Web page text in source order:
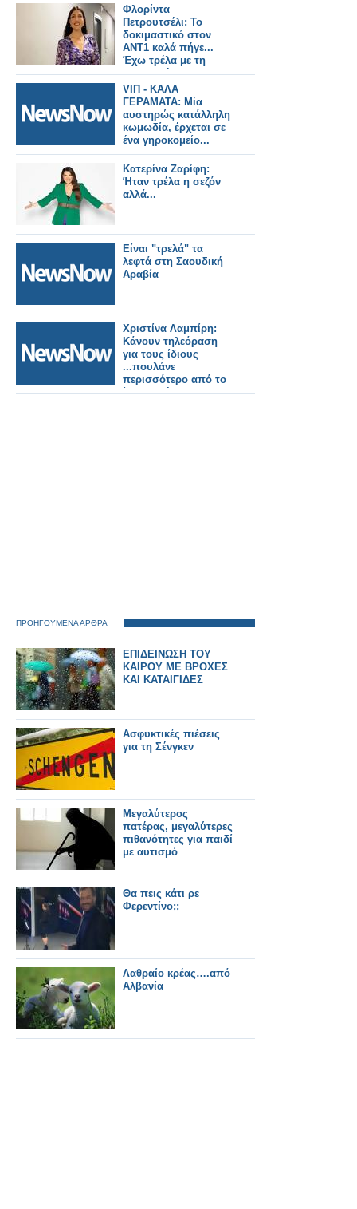
Φλορίντα
Πετρουτσέλι: Το
δοκιμαστικό στον
ΑΝΤ1 καλά πήγε...
Έχω τρέλα με τη
μαγειρική
VIΠ - ΚΑΛΑ
ΓΕΡΑΜΑΤΑ: Μία
αυστηρώς κατάλληλη
κωμωδία, έρχεται σε
ένα γηροκομείο...
σκέτη τρέλα!
Κατερίνα Ζαρίφη:
Ήταν τρέλα η σεζόν
αλλά...
Είναι "τρελά" τα
λεφτά στη Σαουδική
Αραβία
Χριστίνα Λαμπίρη:
Kάνουν τηλεόραση
για τους ίδιους
...πουλάνε
περισσότερο από το
ίδιο το θέμα
ΠΡΟΗΓΟΥΜΕΝΑ ΑΡΘΡΑ
ΕΠΙΔΕΙΝΩΣΗ ΤΟΥ
ΚΑΙΡΟΥ ΜΕ ΒΡΟΧΕΣ
ΚΑΙ ΚΑΤΑΙΓΙΔΕΣ
Ασφυκτικές πιέσεις
για τη Σένγκεν
Μεγαλύτερος
πατέρας, μεγαλύτερες
πιθανότητες για παιδί
με αυτισμό
Θα πεις κάτι ρε
Φερεντίνο;;
Λαθραίο κρέας….από
Αλβανία